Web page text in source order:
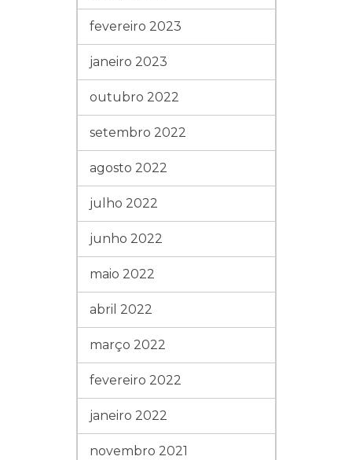
fevereiro 2023
janeiro 2023
outubro 2022
setembro 2022
agosto 2022
julho 2022
junho 2022
maio 2022
abril 2022
março 2022
fevereiro 2022
janeiro 2022
novembro 2021